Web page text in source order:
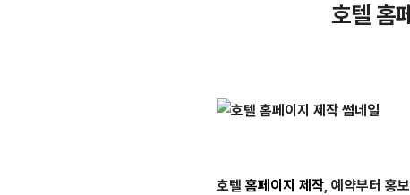
호텔 홈
호텔 홈페이지 제작 , 예약부터 홍